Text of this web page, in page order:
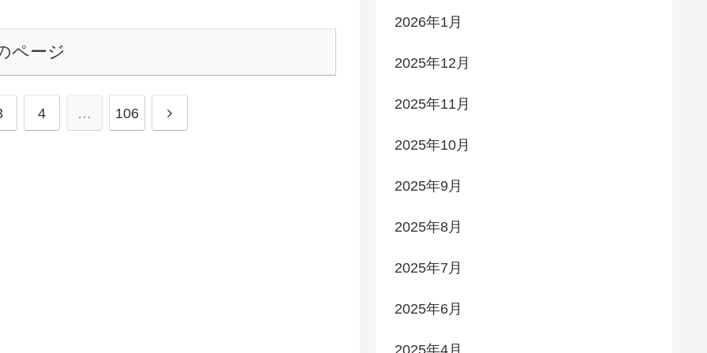
ページ
4 … 106
2026年1月
2025年12月
2025年11月
2025年10月
2025年9月
2025年8月
2025年7月
2025年6月
2025年4月